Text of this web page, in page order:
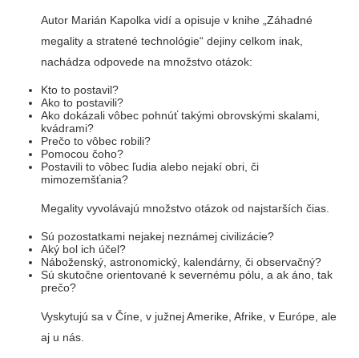
Autor Marián Kapolka vidí a opisuje v knihe „Záhadné
megality a stratené technológie“ dejiny celkom inak,
nachádza odpovede na množstvo otázok:
Kto to postavil?
Ako to postavili?
Ako dokázali vôbec pohnúť takými obrovskými skalami,
kvádrami?
Prečo to vôbec robili?
Pomocou čoho?
Postavili to vôbec ľudia alebo nejakí obri, či
mimozemšťania?
Megality vyvolávajú množstvo otázok od najstarších čias.
Sú pozostatkami nejakej neznámej civilizácie?
Aký bol ich účel?
Náboženský, astronomický, kalendárny, či observačný?
Sú skutočne orientované k severnému pólu, a ak áno, tak
prečo?
Vyskytujú sa v Číne, v južnej Amerike, Afrike, v Európe, ale
aj u nás.